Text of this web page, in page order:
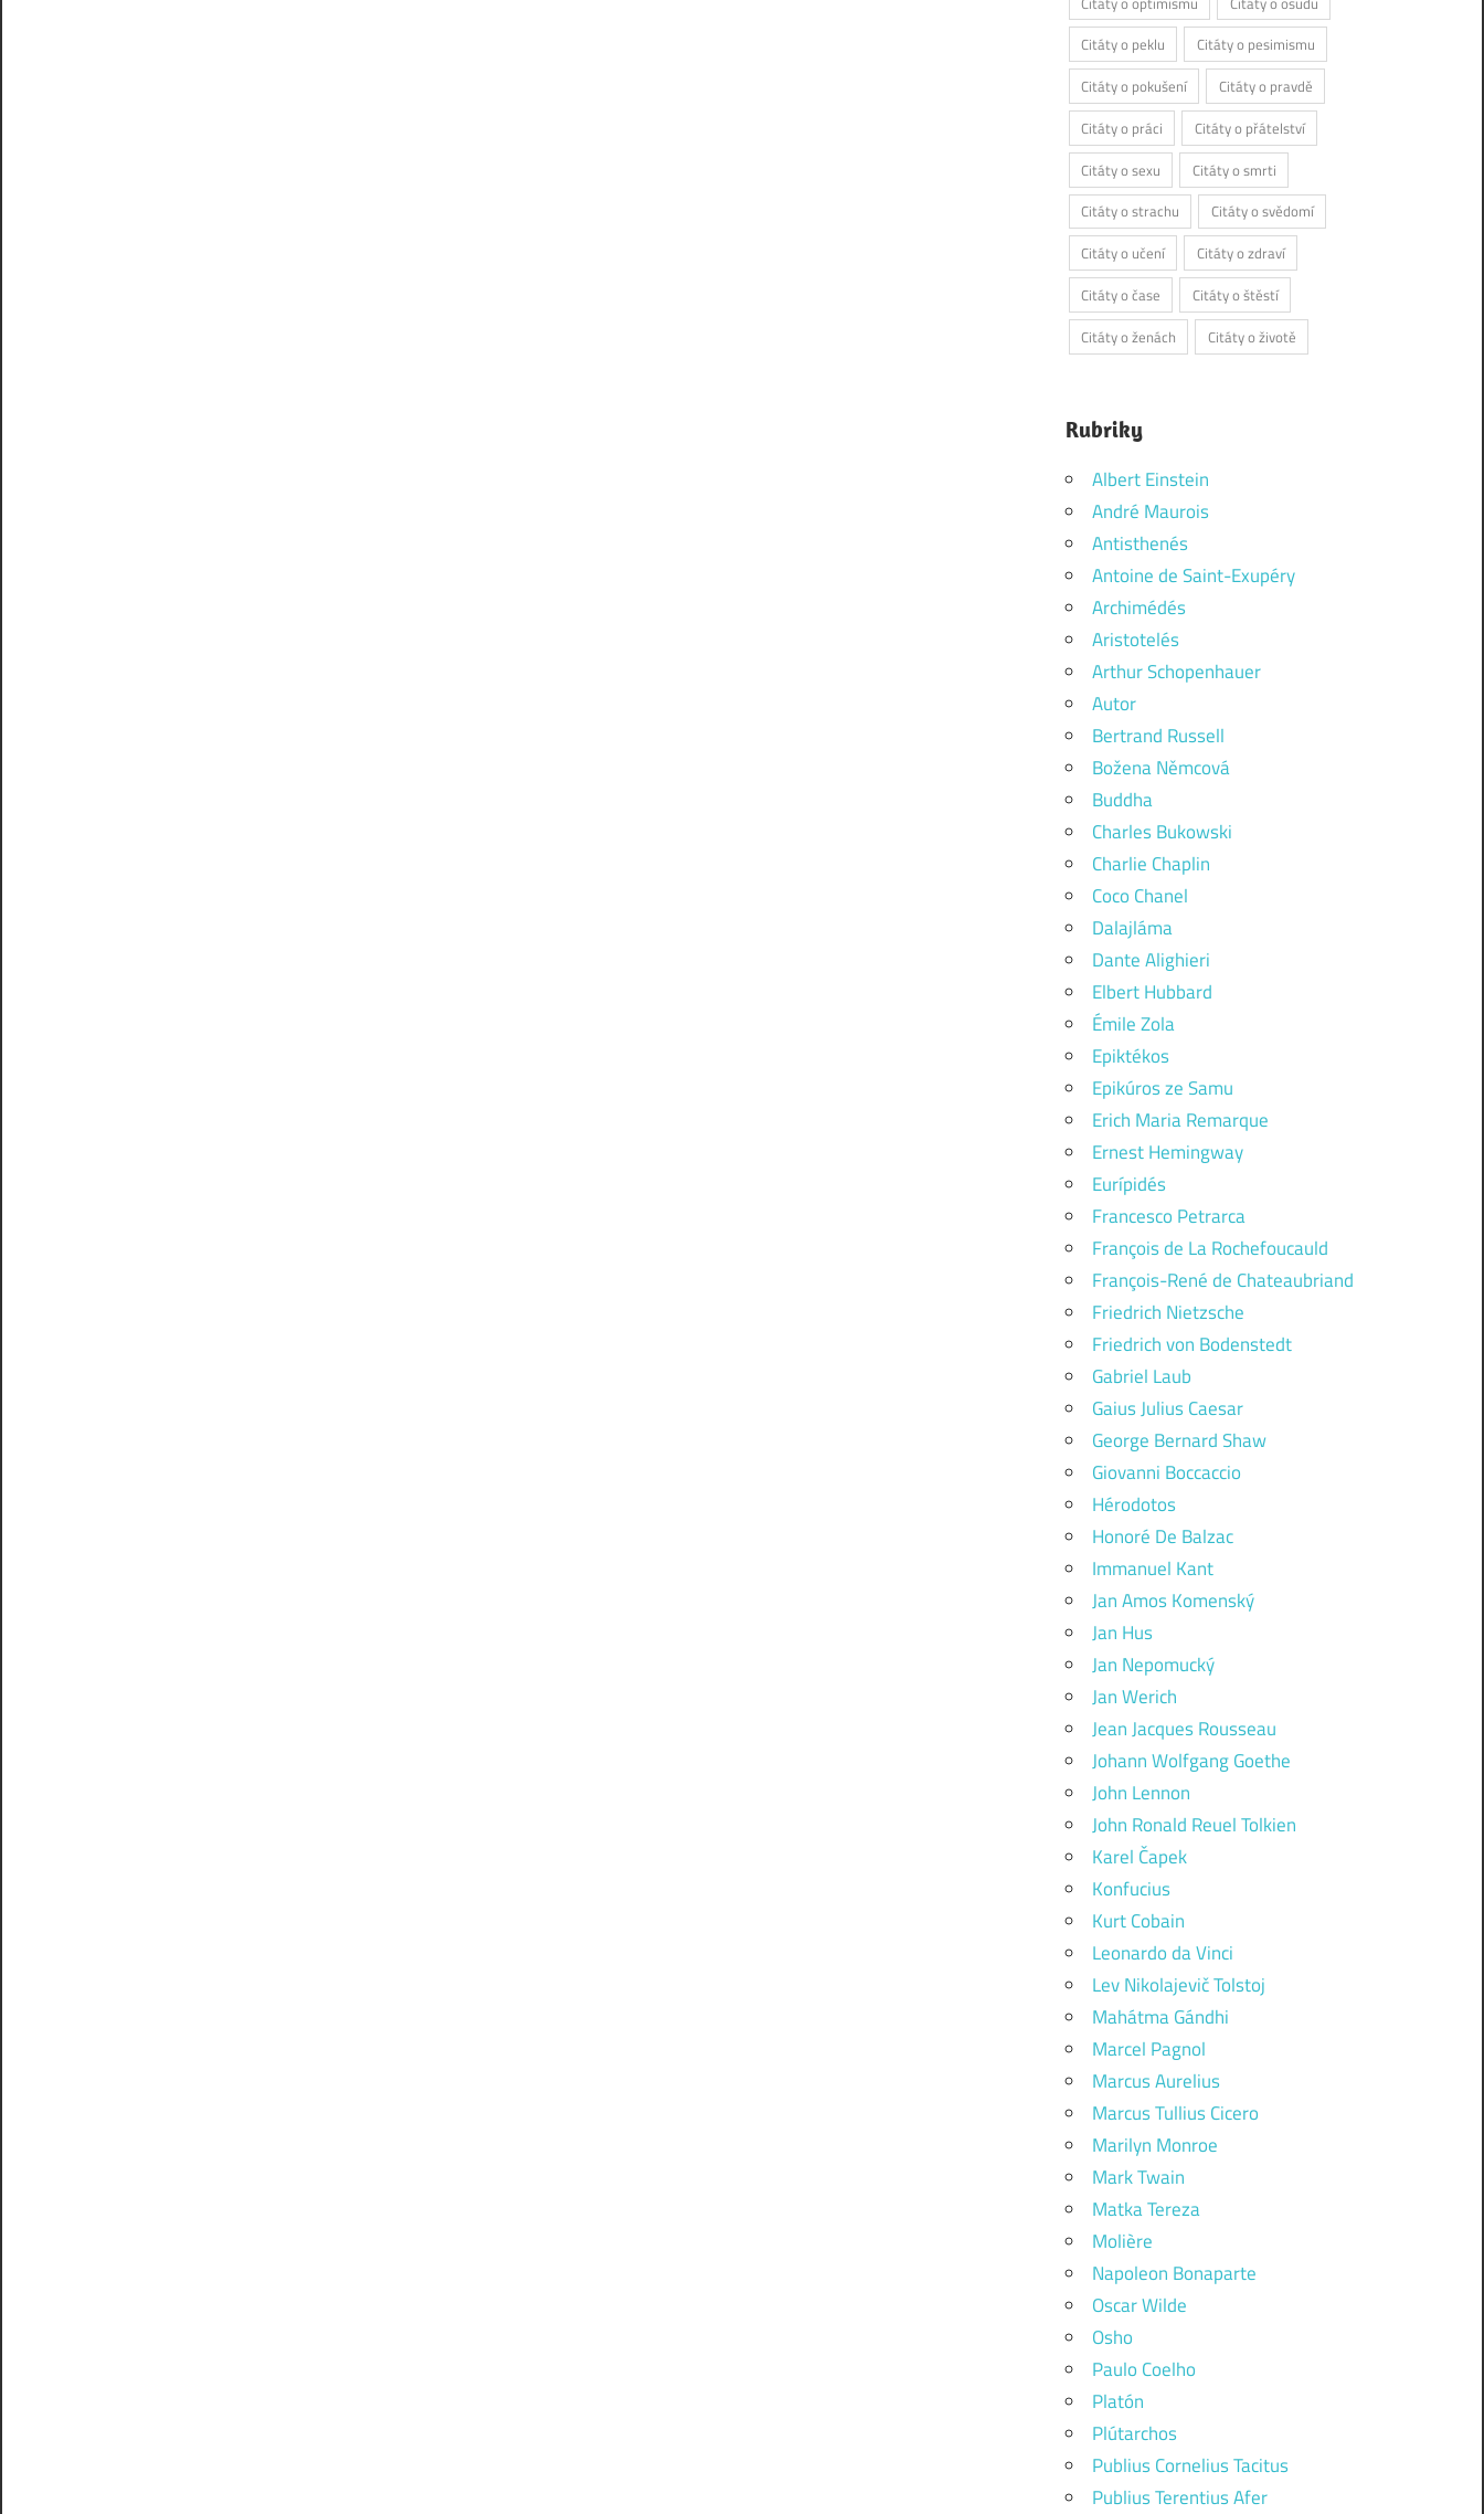
Citáty o peklu
Citáty o pesimismu
Citáty o pokušení
Citáty o pravdě
Citáty o práci
Citáty o přátelství
Citáty o sexu
Citáty o smrti
Citáty o strachu
Citáty o svědomí
Citáty o učení
Citáty o zdraví
Citáty o čase
Citáty o štěstí
Citáty o ženách
Citáty o životě
Rubriky
Albert Einstein
André Maurois
Antisthenés
Antoine de Saint-Exupéry
Archimédés
Aristotelés
Arthur Schopenhauer
Autor
Bertrand Russell
Božena Němcová
Buddha
Charles Bukowski
Charlie Chaplin
Coco Chanel
Dalajláma
Dante Alighieri
Elbert Hubbard
Émile Zola
Epiktékos
Epikúros ze Samu
Erich Maria Remarque
Ernest Hemingway
Eurípidés
Francesco Petrarca
François de La Rochefoucauld
François-René de Chateaubriand
Friedrich Nietzsche
Friedrich von Bodenstedt
Gabriel Laub
Gaius Julius Caesar
George Bernard Shaw
Giovanni Boccaccio
Hérodotos
Honoré De Balzac
Immanuel Kant
Jan Amos Komenský
Jan Hus
Jan Nepomucký
Jan Werich
Jean Jacques Rousseau
Johann Wolfgang Goethe
John Lennon
John Ronald Reuel Tolkien
Karel Čapek
Konfucius
Kurt Cobain
Leonardo da Vinci
Lev Nikolajevič Tolstoj
Mahátma Gándhi
Marcel Pagnol
Marcus Aurelius
Marcus Tullius Cicero
Marilyn Monroe
Mark Twain
Matka Tereza
Molière
Napoleon Bonaparte
Oscar Wilde
Osho
Paulo Coelho
Platón
Plútarchos
Publius Cornelius Tacitus
Publius Terentius Afer